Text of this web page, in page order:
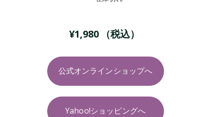
¥1,980 （税込）
公式オンラインショップへ
Yahoo!ショッピングへ